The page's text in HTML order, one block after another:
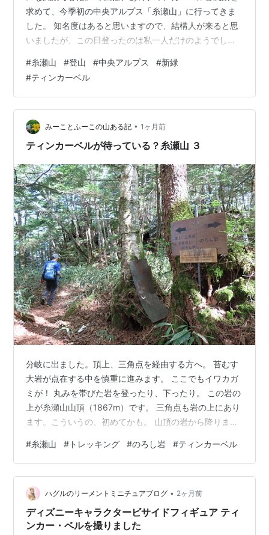
求めて、今季初の中央アルプス「糸瀬山」に行ってきま
した。 知名度はあると思いますので、結構人が来ると思
いましたが、この日登ったのは私一人だけのようでし
=1055mとなります。 登山道を入ると、植林地帯となり
ます。が、整備の行き届いた気持ちのいい道でした。 登
山道は、すぐに植林から自然林へ変わり、新緑を朝日が
照らします。 基本、ほぼ樹林帯となりますが、気持ちの
いい新緑の登山道です。 途中、苔ゾーンが現れますが、
こちらも綺麗な緑の苔で、山全体が清々…
#糸瀬山 #登山 #中央アルプス #新緑
#ティンカーベル
みーことふーこの山ある記 • 1ヶ月前
ティンカーベルが待っている？糸瀬山 ３
分岐に出ました。頂上、三角点を経由する方へ。 苔むす
大岩が点在する中を慎重に進みます。 ここでもイワカガ
ミが！ 丸みを帯びた岩を登ったり、下ったり。 この岩の
上が糸瀬山山頂（1867m）です。 三角点も岩の上にあり
ます。こういうの、初めてかも。 山頂の岩から降りま
正面の梯子のかかっている大岩が「のろし岩」のようで
す。 高さ８ｍ？の岩に長い梯子がかかっています。 梯子
を登る夫。ビビリの妻は梯子下で待機。 梯の先は、鎖が1
本あるだけ。またがって進むようです。めっちゃとがっ
てるし・・・。行かなくてよかった。岩の先端にあるの
が、 噂のティンカーベル…
#糸瀬山 # トレッキング #のろし岩 #ティンカーベル
ハグルのリーメントミニチュアブログ • 2ヶ月前
ディズニーキャラクタービサイドフィギュア ティ
ンカー・ベルを撮りました